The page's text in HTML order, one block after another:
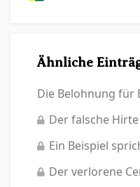
Ähnliche
Die Belohnung für
Der falsche Hirte
Ein Beispiel
Der verlorene